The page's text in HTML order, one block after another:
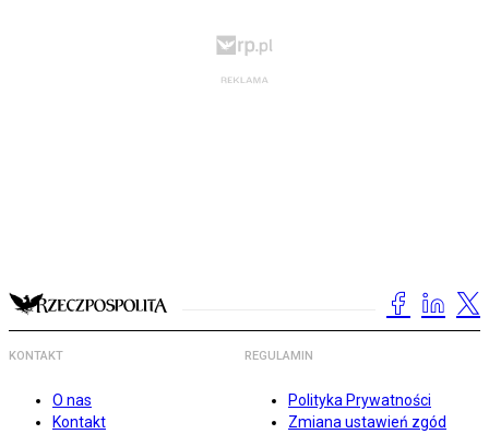
KONTAKT
O nas
Kontakt
REGULAMIN
Polityka Prywatności
Zmiana ustawień zgód